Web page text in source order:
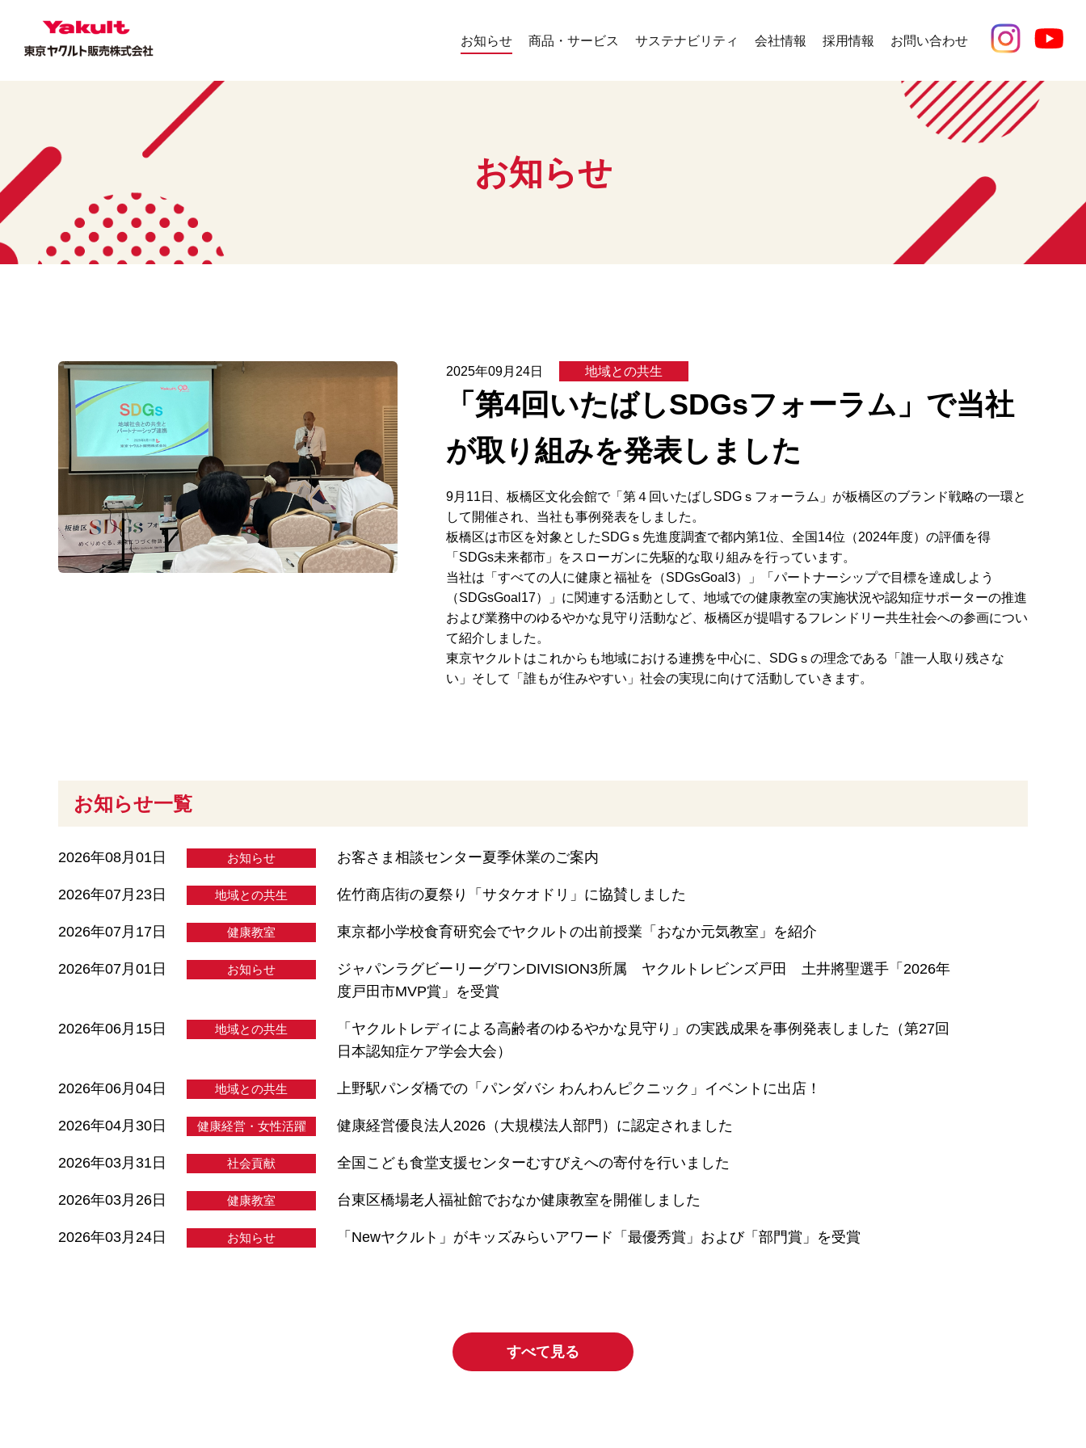
お知らせ 商品・サービス サステナビリティ 会社情報 採用情報 お問い合わせ
お知らせ
2025年09月24日 地域との共生
「第4回いたばしSDGsフォーラム」で当社
が取り組みを発表しました
9月11日、板橋区文化会館で「第４回いたばしSDGｓフォーラム」が板橋区のブランド戦略の一環と
して開催され、当社も事例発表をしました。
板橋区は市区を対象としたSDGｓ先進度調査で都内第1位、全国14位（2024年度）の評価を得
「SDGs未来都市」をスローガンに先駆的な取り組みを行っています。
当社は「すべての人に健康と福祉を（SDGsGoal3）」「パートナーシップで目標を達成しよう
（SDGsGoal17）」に関連する活動として、地域での健康教室の実施状況や認知症サポーターの推進
および業務中のゆるやかな見守り活動など、板橋区が提唱するフレンドリー共生社会への参画につい
て紹介しました。
東京ヤクルトはこれからも地域における連携を中心に、SDGｓの理念である「誰一人取り残さな
い」そして「誰もが住みやすい」社会の実現に向けて活動していきます。
お知らせ一覧
2026年08月01日 お知らせ お客さま相談センター夏季休業のご案内
2026年07月23日 地域との共生 佐竹商店街の夏祭り「サタケオドリ」に協賛しました
2026年07月17日 健康教室 東京都小学校食育研究会でヤクルトの出前授業「おなか元気教室」を紹介
2026年07月01日 お知らせ
ジャパンラグビーリーグワンDIVISION3所属 ヤクルトレビンズ戸田 土井將聖選手「2026年
度戸田市MVP賞」を受賞
2026年06月15日 地域との共生
「ヤクルトレディによる高齢者のゆるやかな見守り」の実践成果を事例発表しました（第27回
日本認知症ケア学会大会）
2026年06月04日 地域との共生 上野駅パンダ橋での「パンダバシ わんわんピクニック」イベントに出店！
2026年04月30日 健康経営・女性活躍 健康経営優良法人2026（大規模法人部門）に認定されました
2026年03月31日 社会貢献 全国こども食堂支援センターむすびえへの寄付を行いました
2026年03月26日 健康教室 台東区橋場老人福祉館でおなか健康教室を開催しました
2026年03月24日 お知らせ 「Newヤクルト」がキッズみらいアワード「最優秀賞」および「部門賞」を受賞
すべて見る